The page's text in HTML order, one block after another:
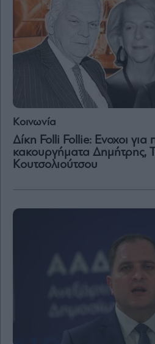
Κοινωνία
Δίκη Folli Follie: Ενοχοι για
κακουργήματα Δημήτρης,
Κουτσολιούτσου